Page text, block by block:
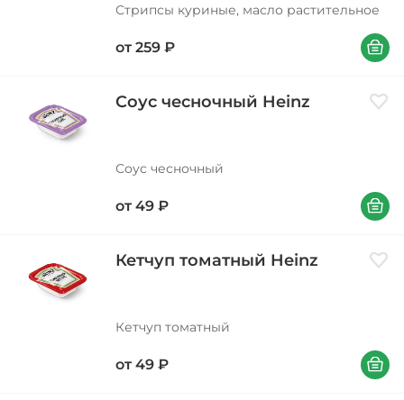
Стрипсы куриные, масло растительное
от 259 ₽ В
Соус чесночный Heinz
Соус чесночный
от 49 ₽ В
Кетчуп томатный Heinz
Кетчуп томатный
от 49 ₽ В